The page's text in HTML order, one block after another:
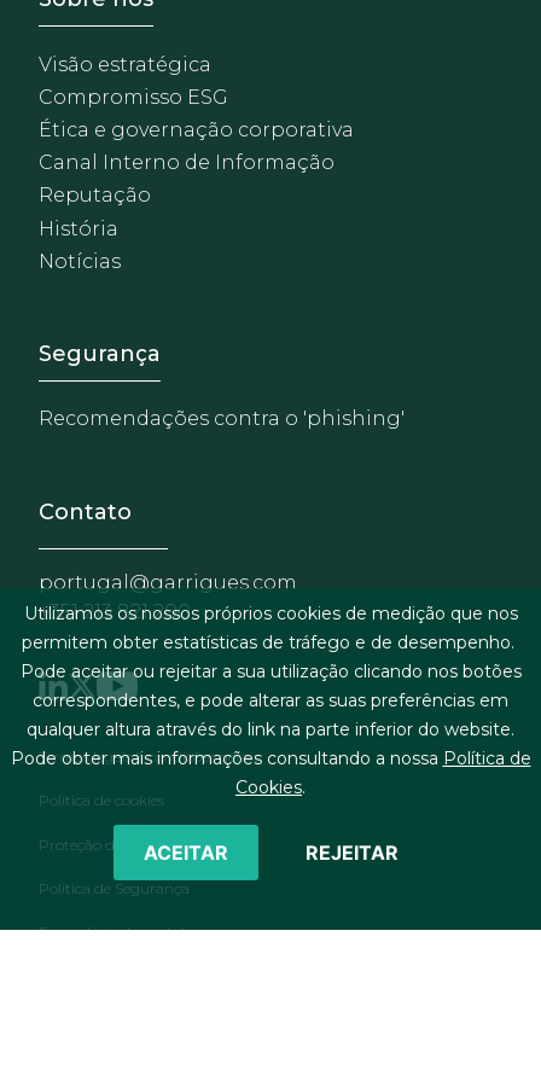
Visão estratégica
Compromisso ESG
Ética e governação corporativa
Canal Interno de Informação
Reputação
História
Notícias
Footer - Extranet y
Segurança
Recomendações contra o 'phishing'
Contato
portugal@garrigues.com
+351 213 821 200
Menu de rodapé
Termos legais & condições gerais
Política de cookies
Proteção de dados pessoais
Política de Segurança
Formulário de contato
Utilizamos os nossos próprios cookies de medição que nos
permitem obter estatísticas de tráfego e de desempenho.
Pode aceitar ou rejeitar a sua utilização clicando nos botões
correspondentes, e pode alterar as suas preferências em
qualquer altura através do link na parte inferior do website.
Pode obter mais informações consultando a nossa Política de
Cookies.
ACEITAR REJEITAR